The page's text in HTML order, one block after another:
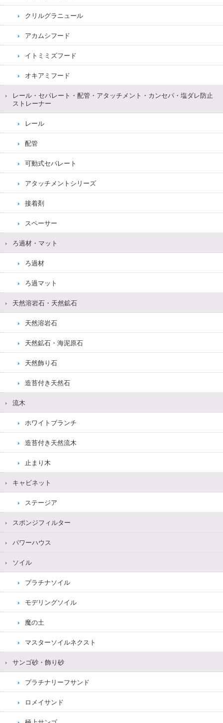
クリルグラニュール
アカムシフード
イトミミズフード
オキアミフード
レール・セパレート・配管・アタッチメント・カンセパ・塩ダレ防止
ストレーナー
レール
配管
可動式セパレート
アタッチメントシリーズ
接着剤
スペーサー
ろ過材・マット
ろ過材
ろ過マット
天然溶岩石・天然鉱石
天然溶岩石
天然鉱石・海泥原石
天然飾り石
造苔付き天然石
流木
ホワイトブランチ
造苔付き天然流木
止まり木
キャビネット
ステージア
スポンジフィルター
パワーハウス
ソイル
プラチナソイル
モデリングソイル
魔の土
マスターソイルネクスト
サンゴ砂・飾り砂
プラチナリーフサンド
ロメイサンド